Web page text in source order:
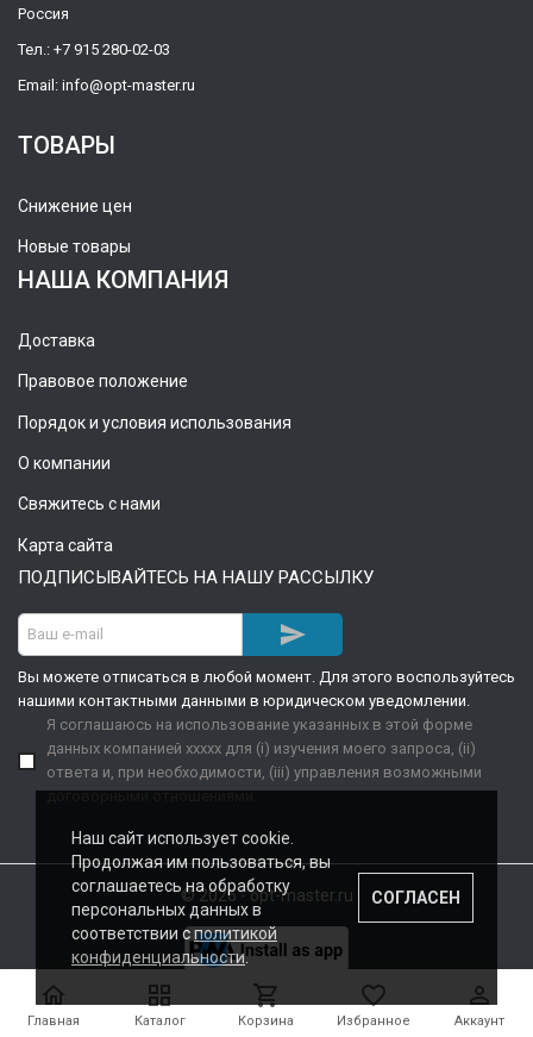
Россия
Тел.: +7 915 280-02-03
Email: info@opt-master.ru
ТОВАРЫ
Снижение цен
Новые товары
НАША КОМПАНИЯ
Доставка
Правовое положение
Порядок и условия использования
О компании
Свяжитесь с нами
Карта сайта
ПОДПИСЫВАЙТЕСЬ НА НАШУ РАССЫЛКУ

Вы можете отписаться в любой момент. Для этого воспользуйтесь
нашими контактными данными в юридическом уведомлении.
Я соглашаюсь на использование указанных в этой форме
данных компанией xxxxx для (i) изучения моего запроса, (ii)
ответа и, при необходимости, (iii) управления возможными
договорными отношениями.
© 2026 - opt-master.ru

Главная

Каталог

Корзина

Избранное

Аккаунт
Наш сайт использует cookie.
Продолжая им пользоваться, вы
соглашаетесь на обработку
персональных данных в
соответствии сполитикой
конфиденциальности.
СОГЛАСЕН